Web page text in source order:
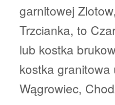
garnitowej
Trzcianka, to
lub kostka
kostka granitowa
Wągrowiec,